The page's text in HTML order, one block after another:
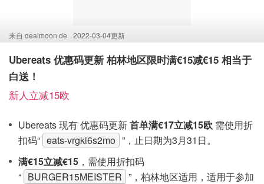
来自 dealmoon.de 2022-03-04更新
Ubereats 优惠码更新 柏林地区限时满€15减€15 相当于
白送！
新人立减15欧
Ubereats 现有 优惠码更新首单满€17立减15欧 需使用折
扣码“ eats-vrgki6s2mo ”，止日期为3月31日。
满€15立减€15 ，需使用折扣码
“ BURGER15MEISTER ”，柏林地区适用，适用于参加